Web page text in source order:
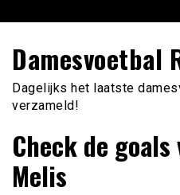
naar
inhoud
Damesvoetbal
Dagelijks het laatste
verzameld!
Check de goals
Melis